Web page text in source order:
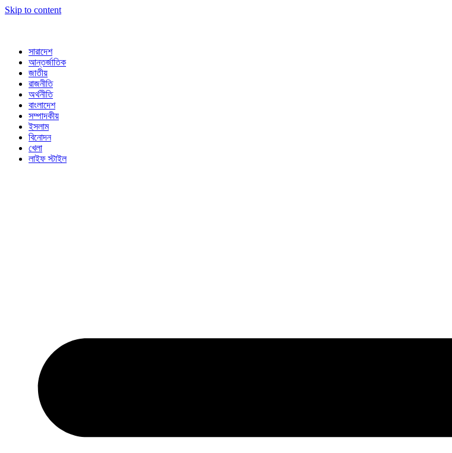
Skip to content
সারাদেশ
আন্তর্জাতিক
জাতীয়
রাজনীতি
অর্থনীতি
বাংলাদেশ
সম্পাদকীয়
ইসলাম
বিনোদন
খেলা
লাইফ স্টাইল